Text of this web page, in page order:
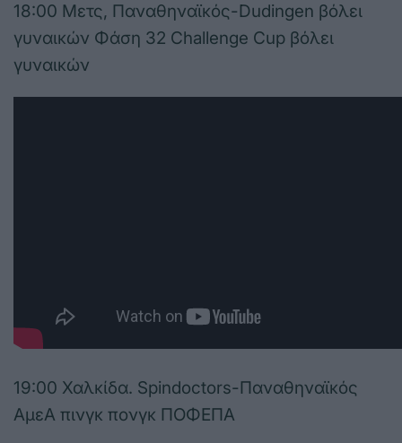
18:00 Μετς, Παναθηναϊκός-Dudingen βόλει
γυναικών Φάση 32 Challenge Cup βόλει
γυναικών
19:00 Χαλκίδα. Spindoctors-Παναθηναϊκός
ΑμεΑ πινγκ πονγκ ΠΟΦΕΠΑ